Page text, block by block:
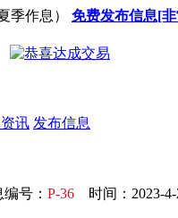
季作息） 免费发布信息[
讯 发布信息
号： P-36 时间：2023-